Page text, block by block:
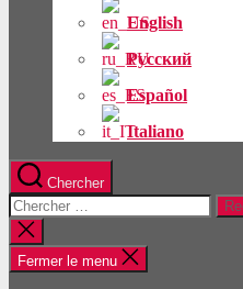
English
Русский
Español
Italiano
Chercher
Rechercher:
Fermer
la
recherche
Fermer le menu